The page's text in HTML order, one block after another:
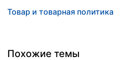
Товар и товарная политика
Похожие темы